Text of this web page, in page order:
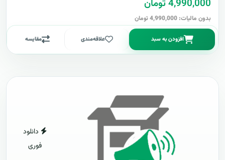
4,990,000 تومان
بدون مالیات: 4,990,000 تومان
افزودن به سبد علاقه‌مندی مقایسه
دانلود
فوری